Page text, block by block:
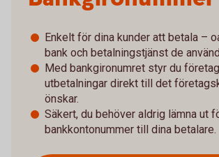
Enkelt för dina kunder att betala –
bank och betalningstjänst de
Med bankgironumret styr du
utbetalningar direkt till det
önskar.
Säkert, du behöver aldrig lämna ut
bankkontonummer till dina betalare.